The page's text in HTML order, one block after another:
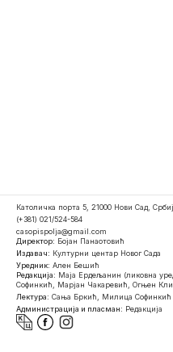
Католичка порта 5, 21000 Нови Сад,
(+381) 021/524-584
casopispolja@gmail.com
Директор: Бојан Панаотовић
Издавач: Културни центар Новог Сада
Уредник: Ален Бешић
Редакција: Маја Ердељанин (ликовна
Софинкић, Марјан Чакаревић, Огњен
Лектура: Сања Бркић, Милица Софинкић
Администрација и пласман: Редакција